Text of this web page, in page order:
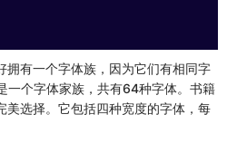
拥有一个字体族，因为它们有相同字
个字体家族，共有64种字体。书籍
美选择。它包括四种宽度的字体，每